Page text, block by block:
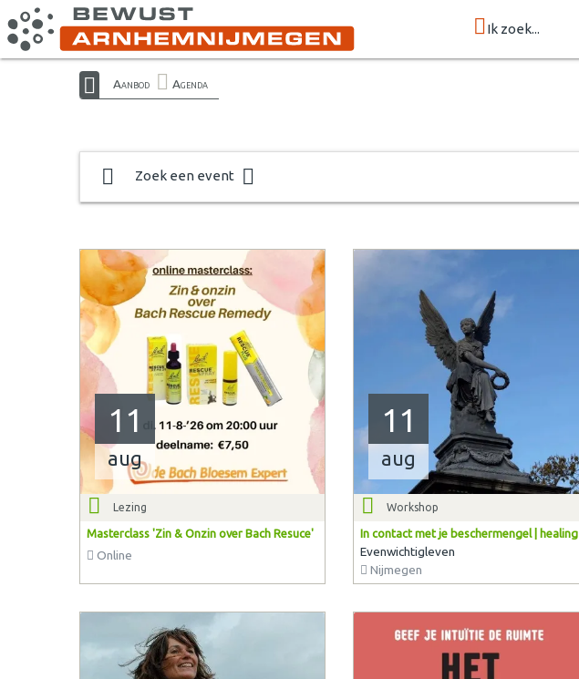
Ik zoek...
Aanbod Agenda
Zoek een event
11
aug
Lezing
Masterclass 'Zin & Onzin over Bach Resuce'
Online
11
aug
Workshop
In contact met je beschermengel | healing
Evenwichtigleven
Nijmegen